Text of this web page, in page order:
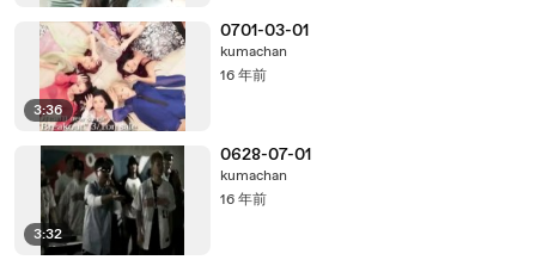
3:36
0701-03-01
kumachan
16 年前
3:32
0628-07-01
kumachan
16 年前